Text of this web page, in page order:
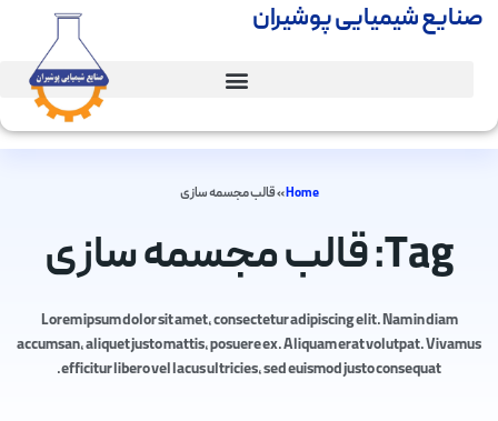
صنایع شیمیایی پوشیران
Home
»قالب مجسمه سازی
Tag: قالب مجسمه سازی
Lorem ipsum dolor sit amet, consectetur adipiscing elit. Nam in diam
accumsan, aliquet justo mattis, posuere ex. Aliquam erat volutpat. Vivamus
efficitur libero vel lacus ultricies, sed euismod justo consequat.